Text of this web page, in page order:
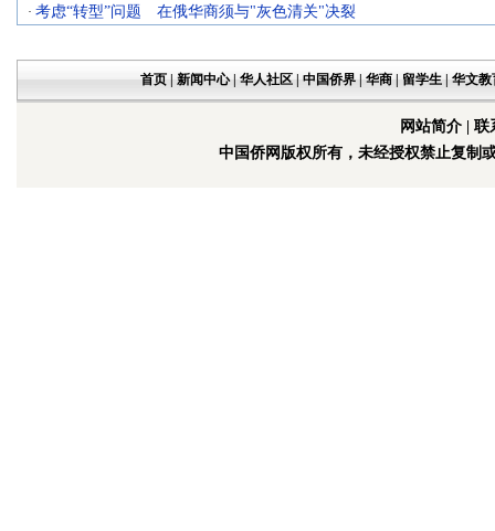
· 考虑“转型”问题 在俄华商须与"灰色清关"决裂
首页| 新闻中心| 华人社区| 中国侨界| 华商| 留学生| 华文教
网站简介| 联
中国侨网版权所有，未经授权禁止复制